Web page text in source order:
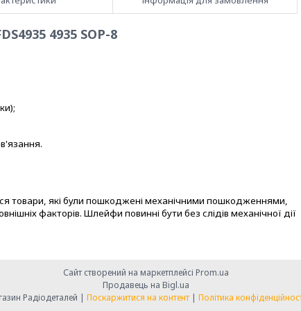
4935 SOP-8
товари, які були пошкоджені механічними пошкодженнями,
факторів. Шлейфи повинні бути без слідів механічної дії
Сайт створений на маркетплейсі Prom.ua
Продавець на Bigl.ua
Магазин Радіодеталей | Поскаржитися на контент | Політика